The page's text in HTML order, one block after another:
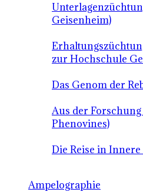
Geisenheim)
zur Hochschule
Das Genom der
Aus der
Phenovines)
Die Reise in Innere
Ampelographie